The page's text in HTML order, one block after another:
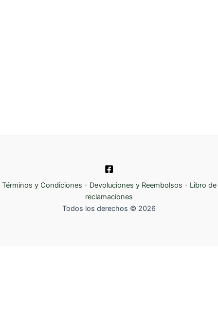
Términos y Condiciones - Devoluciones y Reembolsos - Libro de
reclamaciones
Todos los derechos © 2026